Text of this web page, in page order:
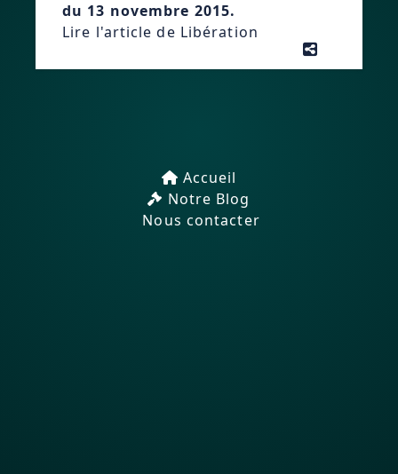
du 13 novembre 2015.
Lire l'article de Libération
Accueil
Notre Blog
Nous contacter